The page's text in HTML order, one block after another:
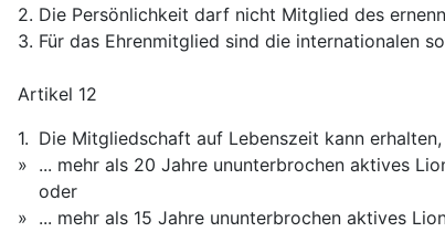
2. Die Persönlichkeit darf nicht Mitglied des
3. Für das Ehrenmitglied sind die internationalen
Artikel 12
1. Die Mitgliedschaft auf Lebenszeit kann erhalten,
» ... mehr als 20 Jahre ununterbrochen aktives
oder
» ... mehr als 15 Jahre ununterbrochen aktives